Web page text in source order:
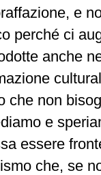
e
perché ci
anche
che non
e
essere
che, se